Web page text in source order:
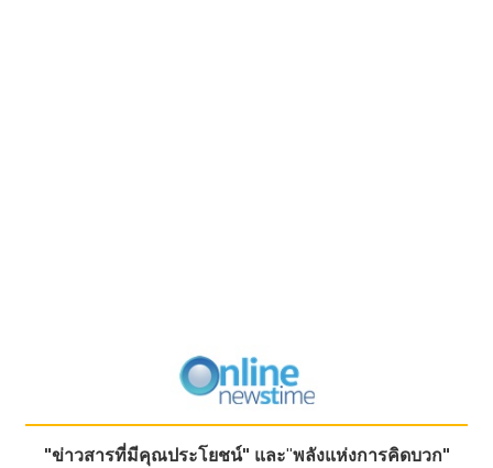
"ข่าวสารที่มีคุณประโยชน์" และ"พลังแห่งการคิดบวก"